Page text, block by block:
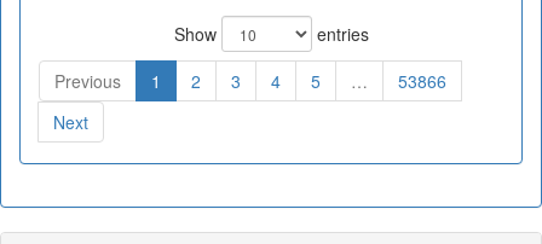
Show
entries
Previous
1 2 3 4 5 …
53866
Next